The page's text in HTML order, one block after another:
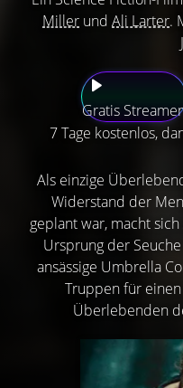
Miller und Ali Larter.
Gratis
7 Tage kostenlos,
Als einzige
Widerstand der
geplant war, macht
Ursprung der
ansässige Umbrella
Truppen für
Überlebenden